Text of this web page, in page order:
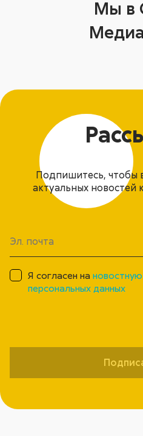
Мы в
Подпишитесь, чтобы
актуальных новостей
Я согласен на
персональных данных